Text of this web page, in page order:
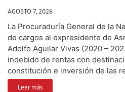
AGOSTO 7, 2026
La Procuraduría General de la
de cargos al expresidente de
Adolfo Aguilar Vivas (2020 –
indebido de rentas con
constitución e inversión de las
Leer más